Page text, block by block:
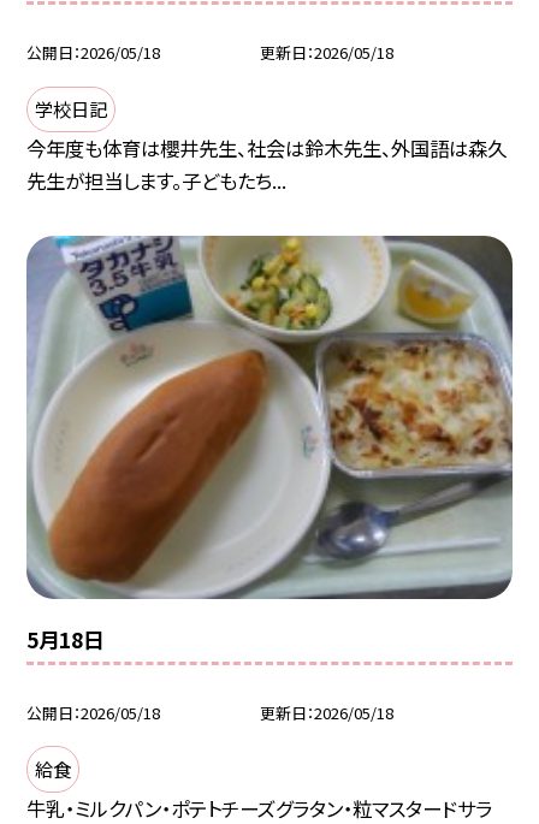
公開日 2026/05/18 更新日 2026/05/18
学校日記
今年度も体育は櫻井先生、社会は鈴木先生、外国語は森久
先生が担当します。子どもたち...
5月18日
公開日 2026/05/18 更新日 2026/05/18
給食
牛乳・ミルクパン・ポテトチーズグラタン・粒マスタードサラ